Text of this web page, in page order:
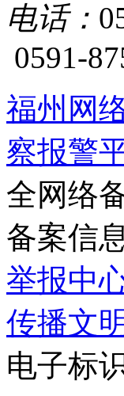
电话：
0591-
福州网
察报警
全网络
备案信
举报中
传播文明
电子标